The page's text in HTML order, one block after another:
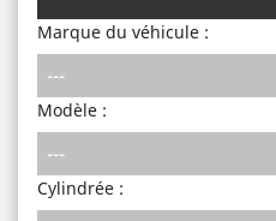
Marque du véhicule :
Modèle :
Cylindrée :